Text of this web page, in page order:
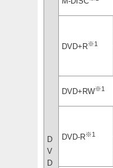
D
V
D
DVD+R※1
DVD+RW※1
DVD-R※1